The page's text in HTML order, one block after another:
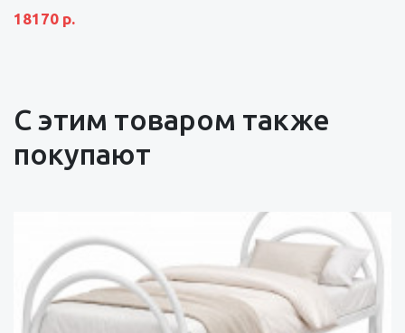
18170 р.
С этим товаром также
покупают